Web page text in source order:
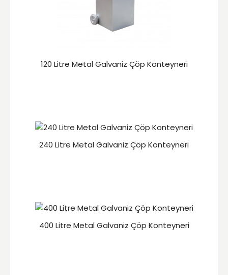
120 Litre Metal Galvaniz Çöp Konteyneri
240 Litre Metal Galvaniz Çöp Konteyneri
400 Litre Metal Galvaniz Çöp Konteyneri